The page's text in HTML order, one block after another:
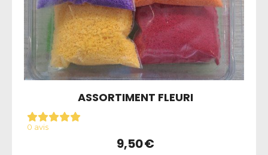
ASSORTIMENT FLEURI
0 avis
9,50€